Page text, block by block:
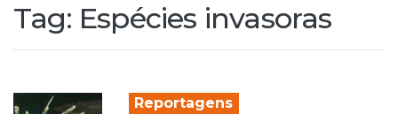
Tag: Espécies invasoras
Reportagens